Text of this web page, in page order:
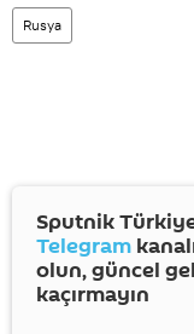
Rusya
Sputnik
Telegram
olun, güncel
kaçırmayın